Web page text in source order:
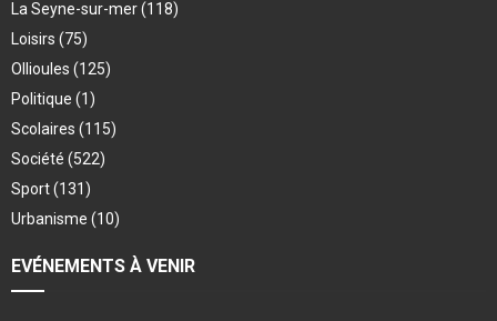
La Seyne-sur-mer(118)
Loisirs (75)
Ollioules (125)
Politique (1)
Scolaires (115)
Société (522)
Sport(131)
Urbanisme (10)
EVÉNEMENTS À VENIR